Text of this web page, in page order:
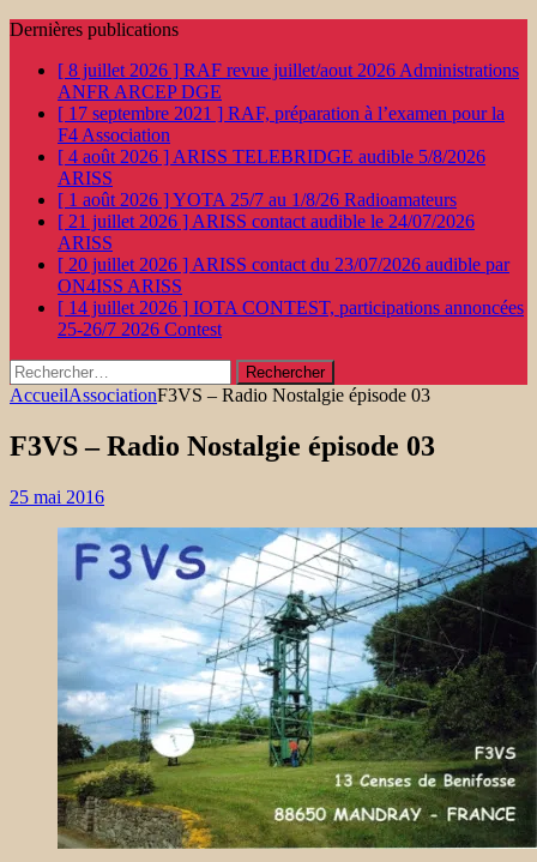
Dernières publications
[ 8 juillet 2026 ] RAF revue juillet/aout 2026 Administrations
ANFR ARCEP DGE
[ 17 septembre 2021 ] RAF, préparation à l’examen pour la
F4 Association
[ 4 août 2026 ] ARISS TELEBRIDGE audible 5/8/2026
ARISS
[ 1 août 2026 ]YOTA 25/7 au 1/8/26 Radioamateurs
[ 21 juillet 2026 ] ARISS contact audible le 24/07/2026
ARISS
[ 20 juillet 2026 ] ARISS contact du 23/07/2026 audible par
ON4ISS ARISS
[ 14 juillet 2026 ] IOTA CONTEST, participations annoncées
25-26/7 2026 Contest
Rechercher :
AccueilAssociationF3VS – Radio Nostalgie épisode 03
F3VS – Radio Nostalgie épisode 03
25 mai 2016